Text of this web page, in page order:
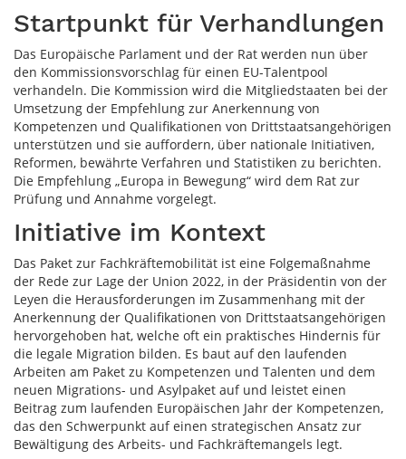
Startpunkt für Verhandlungen
Das Europäische Parlament und der Rat werden nun über
den Kommissionsvorschlag für einen EU-Talentpool
verhandeln. Die Kommission wird die Mitgliedstaaten bei der
Umsetzung der Empfehlung zur Anerkennung von
Kompetenzen und Qualifikationen von Drittstaatsangehörigen
unterstützen und sie auffordern, über nationale Initiativen,
Reformen, bewährte Verfahren und Statistiken zu berichten.
Die Empfehlung „Europa in Bewegung“ wird dem Rat zur
Prüfung und Annahme vorgelegt.
Initiative im Kontext
Das Paket zur Fachkräftemobilität ist eine Folgemaßnahme
der Rede zur Lage der Union 2022, in der Präsidentin von der
Leyen die Herausforderungen im Zusammenhang mit der
Anerkennung der Qualifikationen von Drittstaatsangehörigen
hervorgehoben hat, welche oft ein praktisches Hindernis für
die legale Migration bilden. Es baut auf den laufenden
Arbeiten am Paket zu Kompetenzen und Talenten und dem
neuen Migrations- und Asylpaket auf und leistet einen
Beitrag zum laufenden Europäischen Jahr der Kompetenzen,
das den Schwerpunkt auf einen strategischen Ansatz zur
Bewältigung des Arbeits- und Fachkräftemangels legt.